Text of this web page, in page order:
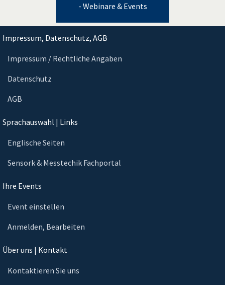
- Webinare & Events
Impressum, Datenschutz, AGB
Impressum / Rechtliche Angaben
Datenschutz
AGB
Sprachauswahl | Links
Englische Seiten
Sensork & Messtechik Fachportal
Ihre Events
Event einstellen
Anmelden, Bearbeiten
Über uns | Kontakt
Kontaktieren Sie uns